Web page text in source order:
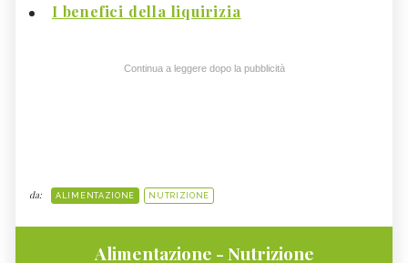
I benefici della liquirizia
Continua a leggere dopo la pubblicità
da: ALIMENTAZIONE NUTRIZIONE
Alimentazione - Nutrizione